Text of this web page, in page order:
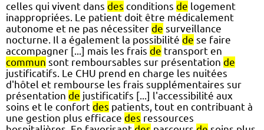
celles qui vivent dans des conditions de logement
inappropriées. Le patient doit être médicalement
autonome et ne pas nécessiter de surveillance
nocturne. Il a également la possibilité de se faire
accompagner [...] mais les frais de transport en
commun sont remboursables sur présentation de
justificatifs. Le CHU prend en charge les nuitées
d'hôtel et rembourse les frais supplémentaires sur
présentation de justificatifs [...] l'accessibilité aux
soins et le confort des patients, tout en contribuant à
une gestion plus efficace des ressources